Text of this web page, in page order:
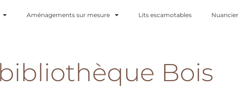
Aménagements sur mesure Lits escamotables Nuancier
Bois